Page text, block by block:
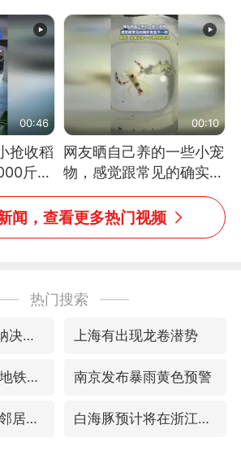
网友：果然言传不如身
教！
00:46
抢收稻
斤，
00:10
网友晒自己养的一些小宠
物，感觉跟常见的确实有
些不一样
闻，查看更多热门视频
热门搜索
国足U17与阿森纳决赛取消 并列冠军 上海有出现龙卷潜势
今日15时起福州地铁高架区段停运 南京发布暴雨黄色预警
上门女婿出轨女邻居多年被判重婚罪 白海豚预计将在浙江苍南到三门一带登陆